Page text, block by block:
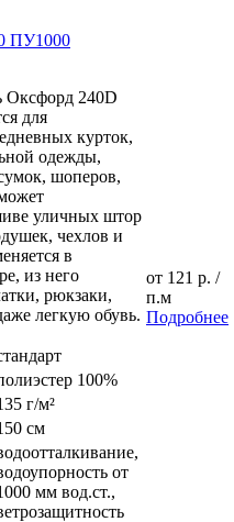
ПУ1000
Оксфорд 240D
для
курток,
одежды,
шоперов,
уличных штор
чехлов и
в
из него
рюкзаки,
легкую обувь.
100%
г/м²
см
от
мм вод.ст.,
от 121 р. /
п.м
Подробнее